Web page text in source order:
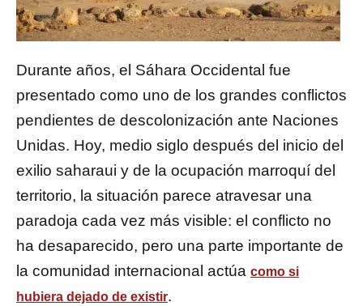
Durante años, el Sáhara Occidental fue
presentado como uno de los grandes conflictos
pendientes de descolonización ante Naciones
Unidas. Hoy, medio siglo después del inicio del
exilio saharaui y de la ocupación marroquí del
territorio, la situación parece atravesar una
paradoja cada vez más visible: el conflicto no
ha desaparecido, pero una parte importante de
la comunidad internacional actúa como si
hubiera dejado de existir.